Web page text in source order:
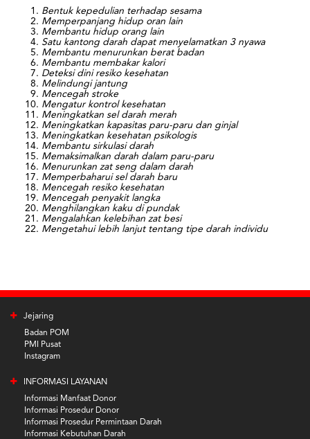
Bentuk kepedulian terhadap sesama
Memperpanjang hidup oran lain
Membantu hidup orang lain
Satu kantong darah dapat menyelamatkan 3 nyawa
Membantu menurunkan berat badan
Membantu membakar kalori
Deteksi dini resiko kesehatan
Melindungi jantung
Mencegah stroke
Mengatur kontrol kesehatan
Meningkatkan sel darah merah
Meningkatkan kapasitas paru-paru dan ginjal
Meningkatkan kesehatan psikologis
Membantu sirkulasi darah
Memaksimalkan darah dalam paru-paru
Menurunkan zat seng dalam darah
Memperbaharui sel darah baru
Mencegah resiko kesehatan
Mencegah penyakit langka
Menghilangkan kaku di pundak
Mengalahkan kelebihan zat besi
Mengetahui lebih lanjut tentang tipe darah individu
Jejaring
Badan POM
PMI Pusat
Instagram
INFORMASI LAYANAN
Informasi Manfaat Donor
Informasi Prosedur Donor
Informasi Prosedur Permintaan Darah
Informasi Kebutuhan Darah